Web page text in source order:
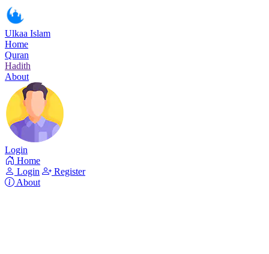
Ulkaa Islam
Home
Quran
Hadith
About
Login
Home
Login
Register
About